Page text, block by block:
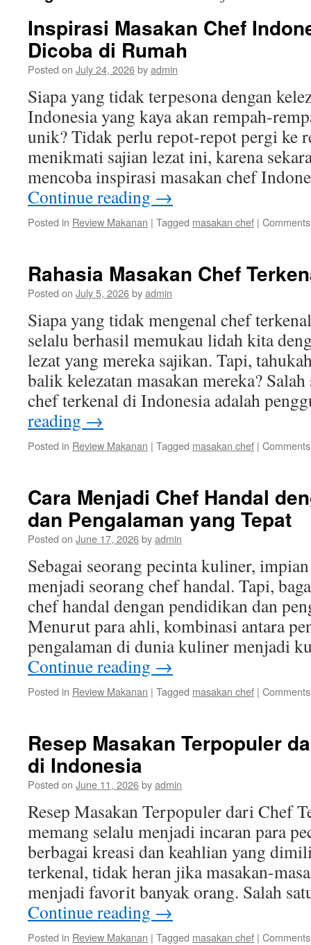
Inspirasi Masakan Chef
Dicoba di Rumah
Posted on July 24, 2026byadmin
Siapa yang tidak terpesona dengan
Indonesia yang kaya akan rempah-
unik? Tidak perlu repot-repot pergi ke
menikmati sajian lezat ini, karena
mencoba inspirasi masakan chef
Continue reading →
Posted in Review Makanan | Tagged masakan chef |
Rahasia Masakan Chef
Posted on July 5, 2026byadmin
Siapa yang tidak mengenal chef
selalu berhasil memukau lidah kita
lezat yang mereka sajikan. Tapi,
balik kelezatan masakan mereka?
chef terkenal di Indonesia adalah
reading →
Posted in Review Makanan | Tagged masakan chef |
Cara Menjadi Chef Handal
dan Pengalaman yang Tepat
Posted on June 17, 2026byadmin
Sebagai seorang pecinta kuliner,
menjadi seorang chef handal. Tapi,
chef handal dengan pendidikan dan
Menurut para ahli, kombinasi antara
pengalaman di dunia kuliner menjadi
Continue reading →
Posted in Review Makanan | Tagged masakan chef |
Resep Masakan Terpopuler
di Indonesia
Posted on June 11, 2026byadmin
Resep Masakan Terpopuler dari Chef
memang selalu menjadi incaran para
berbagai kreasi dan keahlian yang
terkenal, tidak heran jika masakan-
menjadi favorit banyak orang. Salah
Continue reading →
Posted in Review Makanan | Tagged masakan chef |